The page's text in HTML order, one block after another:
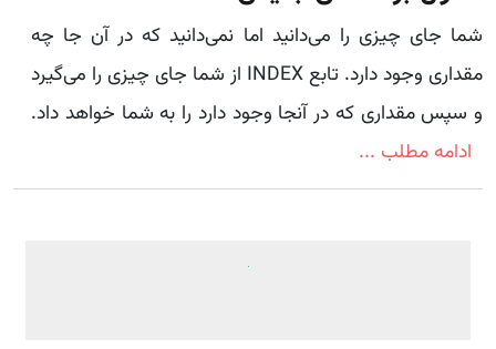
شما جای چیزی را می‌دانید اما نمی‌دانید که در آن جا چه
مقداری وجود دارد. تابع INDEX از شما جای چیزی را می‌گیرد
و سپس مقداری که در آنجا وجود دارد را به شما خواهد داد.
ادامه مطلب ...